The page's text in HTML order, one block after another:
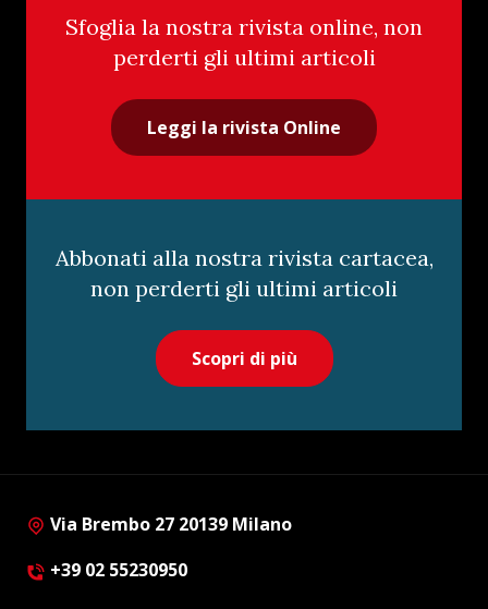
Sfoglia la nostra rivista online, non
perderti gli ultimi articoli
Leggi la rivista Online
Abbonati alla nostra rivista cartacea,
non perderti gli ultimi articoli
Scopri di più
Via Brembo 27 20139 Milano
+39 02 55230950